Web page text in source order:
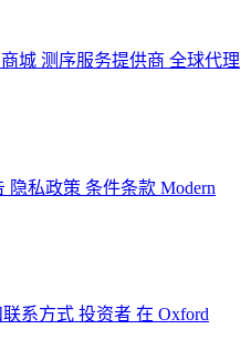
商城 测序服务提供商 全球代理
隐私政策 条件条款 Modern
系方式 投资者 在 Oxford